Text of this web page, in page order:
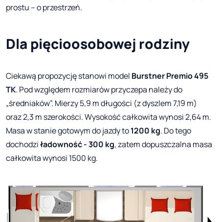
prostu – o przestrzeń.
Dla pięcioosobowej rodziny
Ciekawą propozycję stanowi model Burstner Premio 495
TK. Pod względem rozmiarów przyczepa należy do
„średniaków”. Mierzy 5,9 m długości (z dyszlem 7,19 m)
oraz 2,3 m szerokości. Wysokość całkowita wynosi 2,64 m.
Masa w stanie gotowym do jazdy to1200 kg. Do tego
dochodziładowność - 300 kg, zatem dopuszczalna masa
całkowita wynosi 1500 kg.